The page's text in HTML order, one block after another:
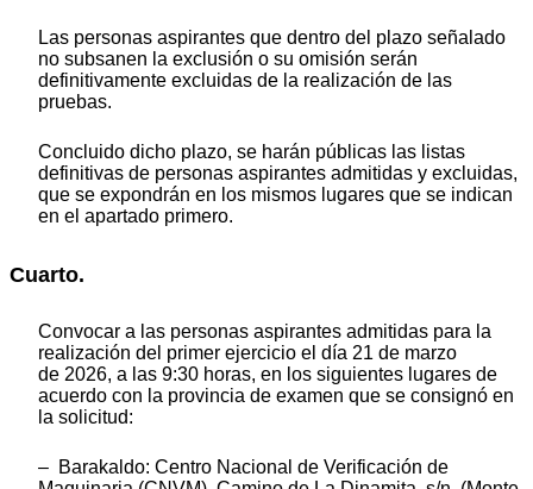
Las personas aspirantes que dentro del plazo señalado
no subsanen la exclusión o su omisión serán
definitivamente excluidas de la realización de las
pruebas.
Concluido dicho plazo, se harán públicas las listas
definitivas de personas aspirantes admitidas y excluidas,
que se expondrán en los mismos lugares que se indican
en el apartado primero.
Cuarto.
Convocar a las personas aspirantes admitidas para la
realización del primer ejercicio el día 21 de marzo
de 2026, a las 9:30 horas, en los siguientes lugares de
acuerdo con la provincia de examen que se consignó en
la solicitud:
– Barakaldo: Centro Nacional de Verificación de